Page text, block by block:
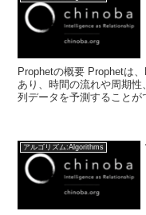
Prophetの概要 Prophetは
あり、時間の流れや周期
列データを予測すること
アルゴリズム:Algorithms